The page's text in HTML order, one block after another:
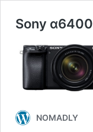
Sony
NOMADLY